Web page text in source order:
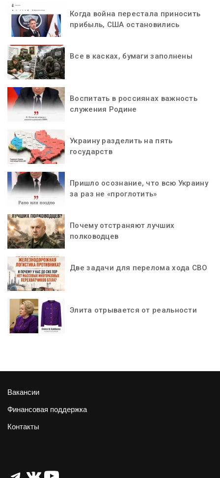
Когда война перестала приносить
прибыль, США остановились
Все в касках, бумаги заполнены
Воспитать в россиянах важность
служения Родине
Украину разделить на пять
государств
Пришло осознание, что всю Украину
за раз не «проглотить»
Почему отстраняют лучших
полководцев
Две задачи для перелома хода СВО
Элита отрывается от реальности
Вакансии
Финансовая поддержка
Контакты